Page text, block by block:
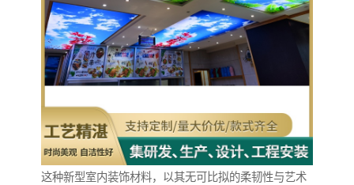
这种新型室内装饰材料，以其无可比拟的柔韧性与艺术